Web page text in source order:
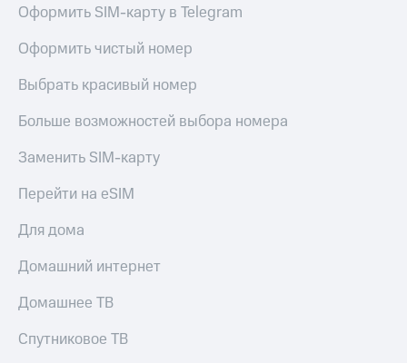
Оформить SIM-карту в Telegram
Оформить чистый номер
Выбрать красивый номер
Больше возможностей выбора номера
Заменить SIM-карту
Перейти на eSIM
Для дома
Домашний интернет
Домашнее ТВ
Спутниковое ТВ